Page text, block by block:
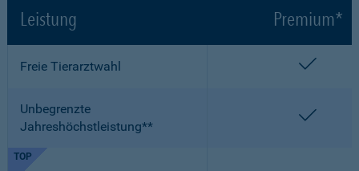
Leistung Premium*
Freie Tierarztwahl
Unbegrenzte
Jahreshöchstleistung**
TOP